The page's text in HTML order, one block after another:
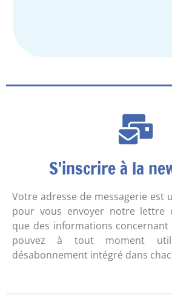
S'inscrire à la
Votre adresse de messagerie est
pour vous envoyer notre lettre
que des informations concernant
pouvez à tout moment
désabonnement intégré dans